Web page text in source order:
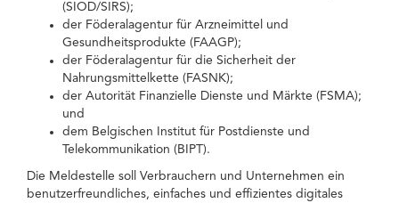
(SIOD/SIRS);
der Föderalagentur für Arzneimittel und
Gesundheitsprodukte (FAAGP);
der Föderalagentur für die Sicherheit der
Nahrungsmittelkette (FASNK);
der Autorität Finanzielle Dienste und Märkte (FSMA);
und
dem Belgischen Institut für Postdienste und
Telekommunikation (BIPT).
Die Meldestelle soll Verbrauchern und Unternehmen ein
benutzerfreundliches, einfaches und effizientes digitales